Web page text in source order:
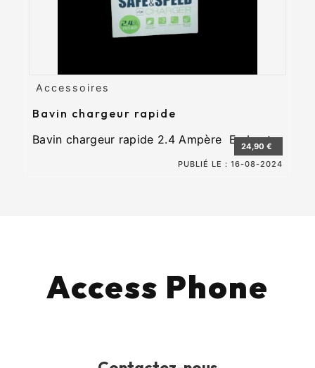
Accessoires
Bavin chargeur rapide
Bavin chargeur rapide 2.4 Ampère Embout...
24,90 €
PUBLIÉ LE : 16-08-2024
Access Phone